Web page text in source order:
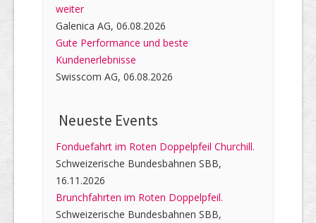
weiter
Galenica AG, 06.08.2026
Gute Performance und beste
Kundenerlebnisse
Swisscom AG, 06.08.2026
Neueste Events
Fonduefahrt im Roten Doppelpfeil Churchill.
Schweizerische Bundesbahnen SBB,
16.11.2026
Brunchfahrten im Roten Doppelpfeil.
Schweizerische Bundesbahnen SBB,